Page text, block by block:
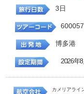
3日
博多港
2026年
カメリアライ